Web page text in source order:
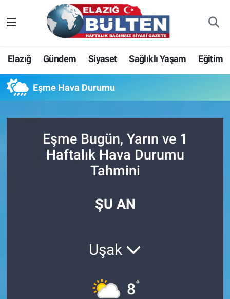
Elazığ Gündem Siyaset Sağlıklı Yaşam Eğitim
Eşme Hava Durumu
Eşme Bugün, Yarın ve 1
Haftalık Hava Durumu
Tahmini
ŞU AN
Uşak
8°
Asayiş
Bilim-Teknoloji
Eğitim
Ekonomi
Elazığ
Nöbetçi Eczaneler
Hava Durumu
Namaz Vakitleri
Trafik Durumu
Süper Lig Puan Durumu ve Fikstür
Son Dakika Haberleri